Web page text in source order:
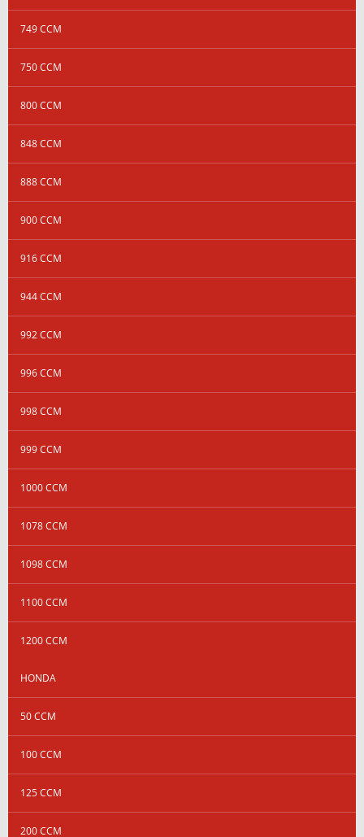
749 CCM
750 CCM
800 CCM
848 CCM
888 CCM
900 CCM
916 CCM
944 CCM
992 CCM
996 CCM
998 CCM
999 CCM
1000 CCM
1078 CCM
1098 CCM
1100 CCM
1200 CCM
HONDA
50 CCM
100 CCM
125 CCM
200 CCM